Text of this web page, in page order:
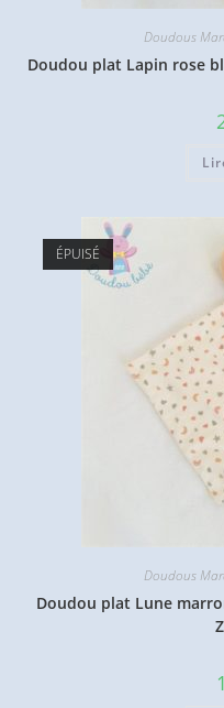
Doudous
Doudou plat Lapin rose
ÉPUISÉ
Doudous
Doudou plat Lune